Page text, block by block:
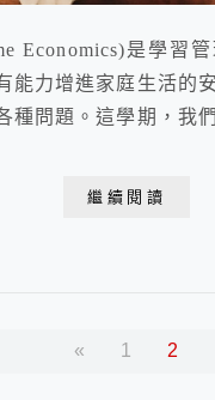
Economics)是學習
能力增進家庭生活的
種問題。這學期，我
繼續閱讀
« 1 2